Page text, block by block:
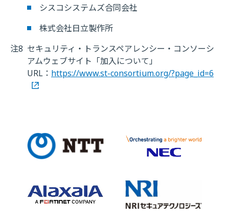
シスコシステムズ合同会社
株式会社日立製作所
注8 セキュリティ・トランスペアレンシー・コンソーシ
アムウェブサイト「加入について」
URL： https://www.st-consortium.org/?page_id=6